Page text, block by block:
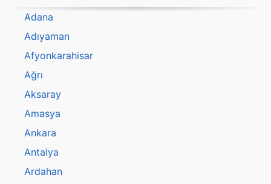
Adana
Adıyaman
Afyonkarahisar
Ağrı
Aksaray
Amasya
Ankara
Antalya
Ardahan